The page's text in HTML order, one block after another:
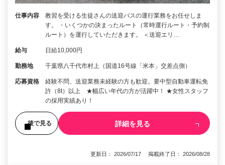
仕事内容
教習を受ける生徒さんの送迎バスの運行業務をお任せしま
す。 ・いくつかの決まったルート（常時運行ルート・予約制
ルート）を運行していただきます。 ＜送迎エリ…
給与 日給10,000円
勤務地 千葉県八千代市村上（国道16号線「米本」交差点側）
応募資格
経験不問、送迎業務未経験の方も歓迎。要中型自動車運転免
許（8t）以上 ★幅広い年代の方が活躍中！ ★女性スタッフ
の採用実績あり！
後で見る 詳細を見る
更新日： 2026/07/17 掲載終了日： 2026/08/28